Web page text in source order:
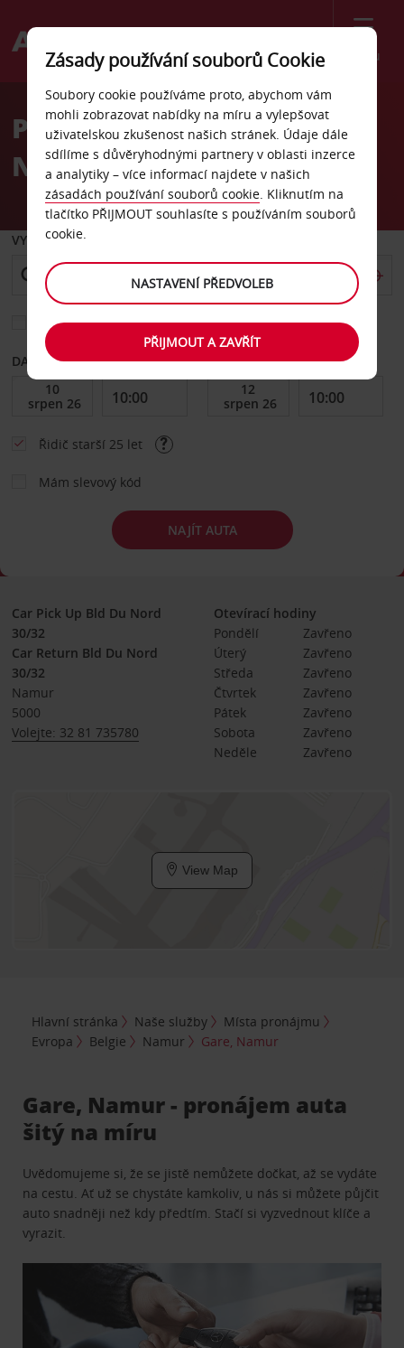
Menu
Welcome
AvisPronájem auta Gare,
Namur
VYZVEDNOUT Z
Vyberte si jiné místo vrácení
DATUM OD DATUM DO
Řidič starší 25 let
Mám slevový kód
NAJÍT AUTA
Car Pick Up Bld Du Nord
30/32
Car Return Bld Du Nord
30/32
Namur
5000
Volejte: 32 81 735780
Otevírací hodiny
Pondělí
Zavřeno
Úterý
Zavřeno
Středa
Zavřeno
Čtvrtek
Zavřeno
Pátek
Zavřeno
Sobota
Zavřeno
Neděle
Zavřeno
View Map
Hlavní stránka Naše služby
Místa pronájmu
Evropa
Belgie Namur Gare, Namur
Gare, Namur - pronájem auta
šitý na míru
Uvědomujeme si, že se jistě nemůžete dočkat, až se vydáte
na cestu. Ať už se chystáte kamkoliv, u nás si můžete půjčit
auto snadněji než kdy předtím. Stačí si vyzvednout klíče a
vyrazit.
Zásady používání souborů Cookie
Soubory cookie používáme proto, abychom vám
mohli zobrazovat nabídky na míru a vylepšovat
uživatelskou zkušenost našich stránek. Údaje dále
sdílíme s důvěryhodnými partnery v oblasti inzerce
a analytiky – více informací najdete v našich
zásadách používání souborů cookie. Kliknutím na
tlačítko PŘIJMOUT souhlasíte s používáním souborů
cookie.
NASTAVENÍ PŘEDVOLEB
PŘIJMOUT A ZAVŘÍT